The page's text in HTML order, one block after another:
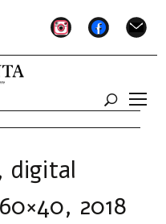
mail
facebook
instagram
digital
2018